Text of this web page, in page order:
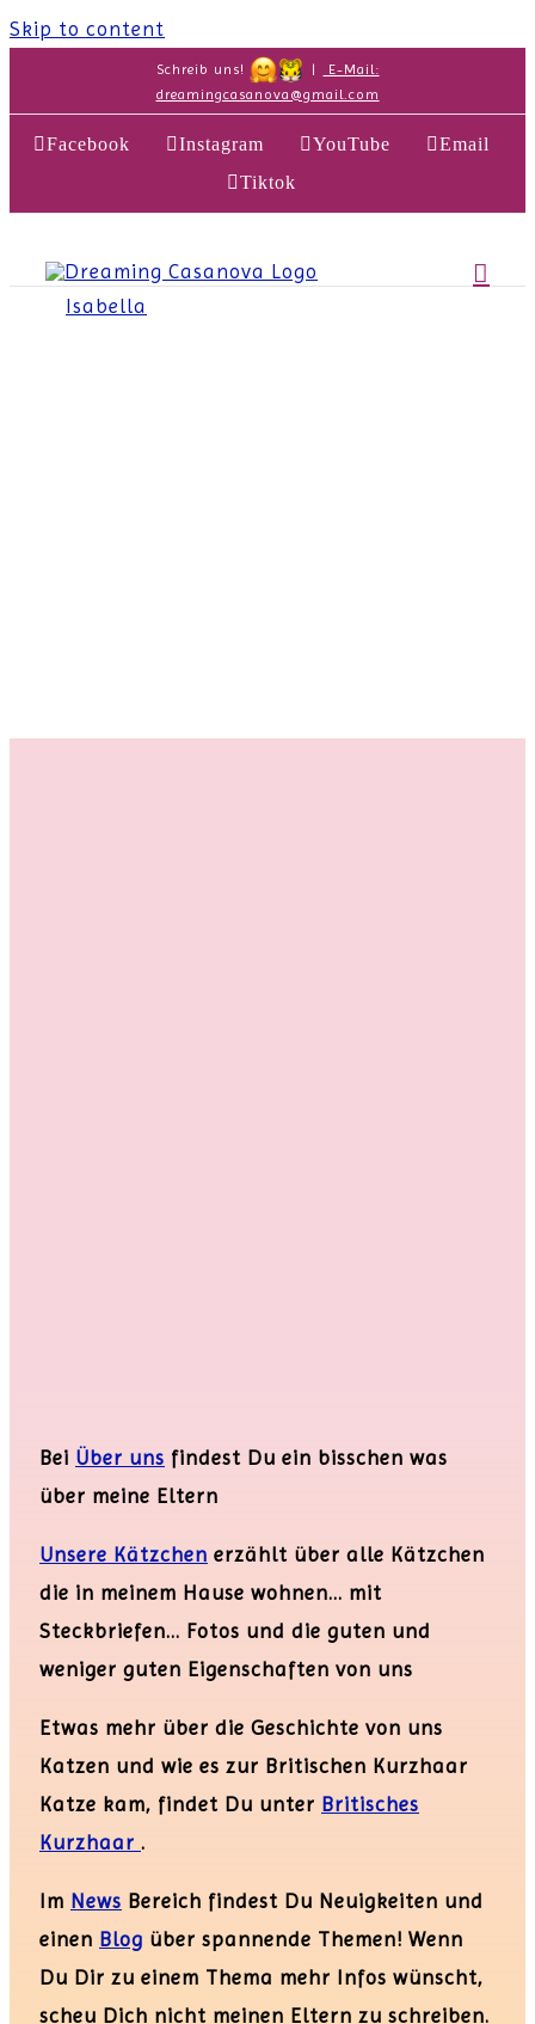
Skip to content
Schreib uns! |
E-Mail:
dreamingcasanova@gmail.com
Facebook Instagram YouTube
Email
Tiktok
Isabella
Bei Über uns findest Du ein bisschen was
über meine Eltern
Unsere Kätzchen erzählt über alle Kätzchen
die in meinem Hause wohnen… mit
Steckbriefen… Fotos und die guten und
weniger guten Eigenschaften von uns
Etwas mehr über die Geschichte von uns
Katzen und wie es zur Britischen Kurzhaar
Katze kam, findet Du unter Britisches
Kurzhaar .
Im News Bereich findest Du Neuigkeiten und
einen Blog über spannende Themen! Wenn
Du Dir zu einem Thema mehr Infos wünscht,
scheu Dich nicht meinen Eltern zu schreiben.